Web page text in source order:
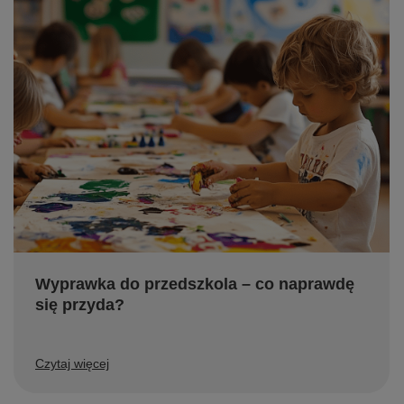
Wyprawka do przedszkola – co naprawdę
się przyda?
Czytaj więcej